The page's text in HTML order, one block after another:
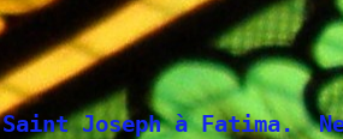
Neuvaine à Saint Joseph